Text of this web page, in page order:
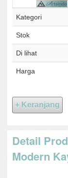
Kategori
Stok
Di lihat
Harga
Detail
Modern